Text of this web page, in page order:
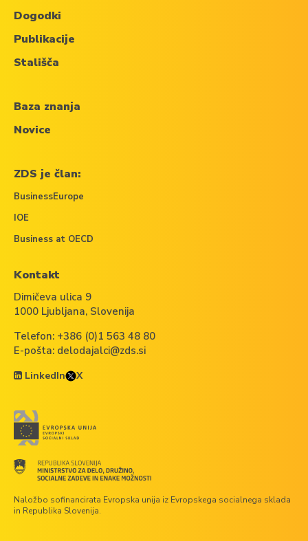
Naložbo sofinancirata Evropska unija iz Evropskega socialnega sklada
in Republika Slovenija.
Dogodki
Publikacije
Stališča
Baza znanja
Novice
ZDS je član:
BusinessEurope
IOE
Business at OECD
Kontakt
Dimičeva ulica 9
1000 Ljubljana, Slovenija
Telefon: +386 (0)1 563 48 80
E-pošta: delodajalci@zds.si
LinkedIn X